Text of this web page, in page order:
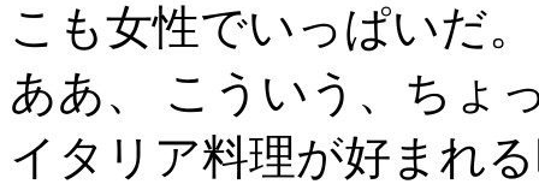
こも女性でいっぱいだ。
ああ、 こういう、ちょ
イタリア料理が好まれ